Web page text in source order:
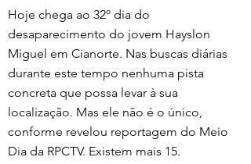
Hoje chega ao 32º dia do
desaparecimento do jovem Hayslon
Miguel em Cianorte. Nas buscas diárias
durante este tempo nenhuma pista
concreta que possa levar à sua
localização. Mas ele não é o único,
conforme revelou reportagem do Meio
Dia da RPCTV. Existem mais 15.